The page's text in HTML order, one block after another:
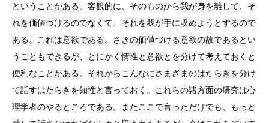
ということがある。客観的に、そのものから我が身を離して、そ
れを価値づけるのでなくて、それを我が手に収めようとするので
ある。これは意欲である。さきの価値づける意欲の故であるとい
うこともできるが、とにかく情性と意欲とを分けて考えておくと
便利なことがある。それからこんなにさまざまのはたらきを分け
て話すはたらきを知性と言っておく。これらの諸方面の研究は心
理学者のやるところである。またここで言っただけでも、もっと